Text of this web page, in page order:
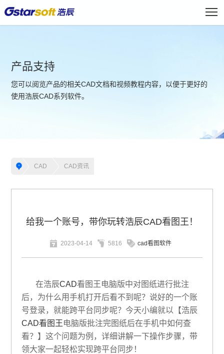
产品支持
您可以阅览产品的相关CAD文档和视频教程内容，以便于更好的
使用浩辰CAD系列软件。
CAD CAD资讯
给我一个账号，带你玩转浩辰CAD看图王！
2023-04-14 5816 cad看图软件
在浩辰CAD看图王电脑版中对图纸进行批注
后，为什么用手机打开后看不到呢？说好的一个账
号登录，就能跨平台同步呢？今天小编就以【浩辰
CAD看图王 电脑版批注完图纸后在手机中如何查
看？】这个问题为例，详细讲解一下操作步骤，带
领大家一起轻松实现跨平台同步！